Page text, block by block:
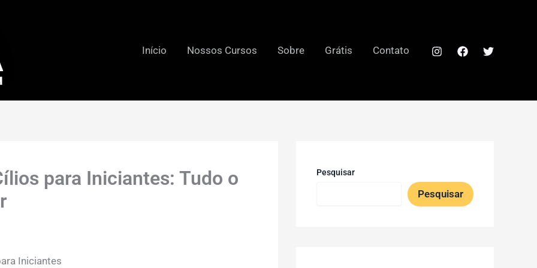
Início Nossos Cursos Sobre Grátis Contato
para Iniciantes: Tudo o
Iniciantes
Pesquisar
Pesquisar